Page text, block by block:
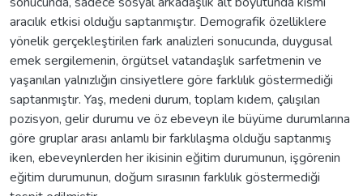
aracılık etkisi olduğu saptanmıştır. Demografik özelliklere
yönelik gerçekleştirilen fark analizleri sonucunda, duygusal
emek sergilemenin, örgütsel vatandaşlık sarfetmenin ve
yaşanılan yalnızlığın cinsiyetlere göre farklılık göstermediği
saptanmıştır. Yaş, medeni durum, toplam kıdem, çalışılan
pozisyon, gelir durumu ve öz ebeveyn ile büyüme durumlarına
göre gruplar arası anlamlı bir farklılaşma olduğu saptanmış
iken, ebeveynlerden her ikisinin eğitim durumunun, işgörenin
eğitim durumunun, doğum sırasının farklılık göstermediği